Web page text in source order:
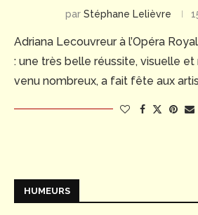
par Stéphane Lelièvre
Adriana Lecouvreur à l’Opéra
: une très belle réussite, visuelle
venu nombreux, a fait fête aux
HUMEURS